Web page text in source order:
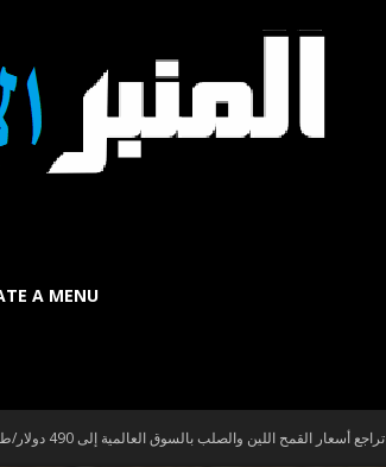
A MENU
تراجع أسعار القمح اللين والصلب بالسوق العالمية إلى 490 دولار/طن خلال أوت...